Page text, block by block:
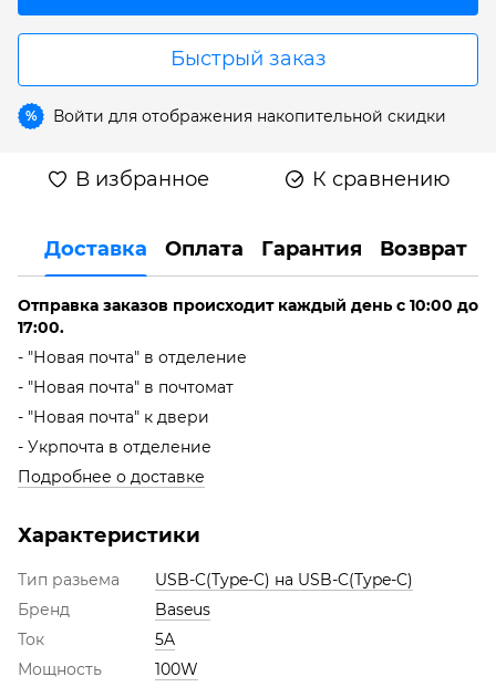
Быстрый заказ
% Войти для отображения накопительной скидки
В избранное К сравнению
Доставка Оплата Гарантия Возврат
Отправка заказов происходит каждый день с 10:00 до
17:00.
- "Новая почта" в отделение
- "Новая почта" в почтомат
- "Новая почта" к двери
- Укрпочта в отделение
Подробнее о доставке
Характеристики
Тип разьема
USB-C(Type-C) на USB-C(Type-C)
Бренд
Baseus
Ток
5A
Мощность
100W